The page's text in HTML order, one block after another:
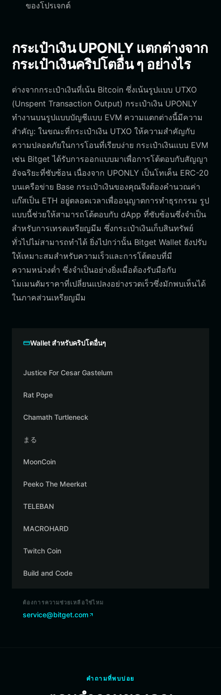
ของโปรเจกต์
กระเป๋าเงิน UPONLY แตกต่างจาก
กระเป๋าเงินคริปโตอื่น ๆ อย่างไร
ต่างจากกระเป๋าเงินที่เน้น Bitcoin ซึ่งเน้นรูปแบบ UTXO
(Unspent Transaction Output) กระเป๋าเงิน UPONLY
ทำงานบนรูปแบบบัญชีแบบ EVM ความแตกต่างนี้มีความ
สำคัญ: ในขณะที่กระเป๋าเงิน UTXO ให้ความสำคัญกับ
ความปลอดภัยในการโอนที่เรียบง่าย กระเป๋าเงินแบบ EVM
เช่น Bitget ได้รับการออกแบบมาเพื่อการโต้ตอบกับสัญญา
อัจฉริยะที่ซับซ้อน เนื่องจาก UPONLY เป็นโทเค็น ERC-20
บนเครือข่าย Base กระเป๋าเงินของคุณจึงต้องคำนวณค่า
แก๊สเป็น ETH อยู่ตลอดเวลาเพื่ออนุญาตการทำธุรกรรม รูป
แบบนี้ช่วยให้สามารถโต้ตอบกับ dApp ที่ซับซ้อนซึ่งจำเป็น
สำหรับการเทรดเหรียญมีม ซึ่งกระเป๋าเงินเก็บสินทรัพย์
ทั่วไปไม่สามารถทำได้ ยิ่งไปกว่านั้น Bitget Wallet ยังปรับ
ให้เหมาะสมสำหรับความเร็วและการโต้ตอบที่มี
ความหน่วงต่ำ ซึ่งจำเป็นอย่างยิ่งเมื่อต้องรับมือกับ
โมเมนตัมราคาที่เปลี่ยนแปลงอย่างรวดเร็วซึ่งมักพบเห็นได้
ในภาคส่วนเหรียญมีม
Wallet สำหรับคริปโตอื่นๆ
Justice For Cesar Gastelum
Rat Pope
Chamath Turtleneck
まる
MoonCoin
Peeko The Meerkat
TELEBAN
MACROHARD
Twitch Coin
Build and Code
ต้องการความช่วยเหลือใช่ไหม
service@bitget.com
คำถามที่พบบ่อย